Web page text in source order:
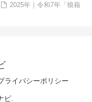
2025年｜令和7年「狼藉
ライバシーポリシー
ビ.